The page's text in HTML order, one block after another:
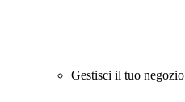
Gestisci il tuo negozio